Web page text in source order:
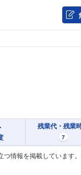
残業代・残業
7
情報を掲載しています